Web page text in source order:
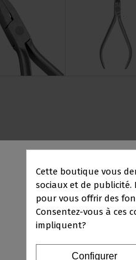
Cette boutique vous
sociaux et de publicité.
pour vous offrir des
Consentez-vous à ces
impliquent?
Configurer